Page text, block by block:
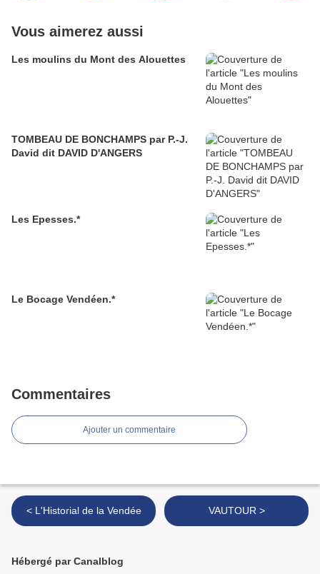
Vous aimerez aussi
Les moulins du Mont des Alouettes
TOMBEAU DE BONCHAMPS par P.-J.
David dit DAVID D'ANGERS
Les Epesses.*
Le Bocage Vendéen.*
Commentaires
Ajouter un commentaire
< L'Historial de la Vendée VAUTOUR >
Hébergé par Canalblog